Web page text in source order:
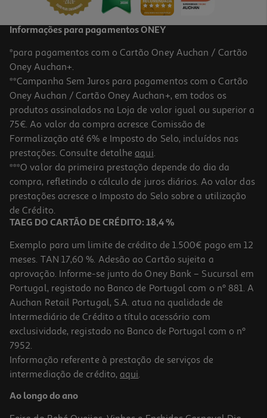
Caixa Conservação Redonda Actuel Plástico 0.8l
1.49 €/un
1,49 €
Caixa Rectangular Hermética Actuel Em Plástico 1.2l
5.99 €/un
Informações para pagamentos ONEY
*para pagamentos com o Cartão Oney Auchan / Cartão
Oney Auchan+.
**Campanha Sem Juros para pagamentos com o Cartão
Oney Auchan / Cartão Oney Auchan+, em todos os
produtos assinalados na Loja de valor igual ou superior a
75€. Ao valor da compra acresce Comissão de
Formalização até 6% e Imposto do Selo, incluídos nas
prestações. Consulte detalhe aqui.
***O valor da primeira prestação depende do dia da
compra, refletindo o cálculo de juros diários. Ao valor das
prestações acresce o Imposto do Selo sobre a utilização
de Crédito.
TAEG DO CARTÃO DE CRÉDITO: 18,4 %
Exemplo para um limite de crédito de 1.500€ pago em 12
meses. TAN 17,60 %. Adesão ao Cartão sujeita a
aprovação. Informe-se junto do Oney Bank – Sucursal em
Portugal, registado no Banco de Portugal com o nº 881. A
Auchan Retail Portugal, S.A. atua na qualidade de
Intermediário de Crédito a título acessório com
exclusividade, registado no Banco de Portugal com o nº
7952.
Informação referente à prestação de serviços de
intermediação de crédito, aqui.
Ao longo do ano